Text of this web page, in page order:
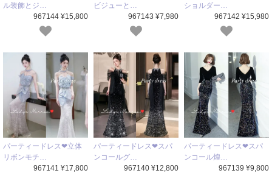
ル装飾とジ…
967144 ¥15,800
ビジューと…
967143 ¥7,980
ショルダー…
967142 ¥15,980
パーティードレス❤立体
リボンモチ…
967141 ¥17,800
パーティードレス❤スパ
ンコールグ…
967140 ¥12,800
パーティードレス❤スパ
ンコール煌…
967139 ¥9,800